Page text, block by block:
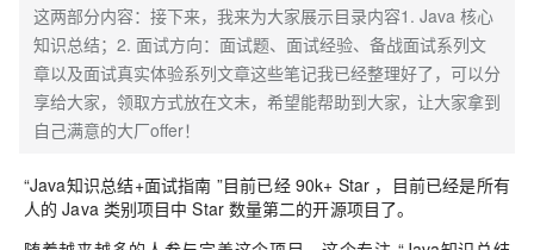
这两部分内容：接下来，我来为大家展示目录内容1. Java 核心
知识总结；2. 面试方向：面试题、面试经验、备战面试系列文
章以及面试真实体验系列文章这些笔记我已经整理好了，可以分
享给大家，领取方式放在文末，希望能帮助到大家，让大家拿到
自己满意的大厂offer！
“Java知识总结+面试指南 ”目前已经 90k+ Star ，目前已经是所有
人的 Java 类别项目中 Star 数量第二的开源项目了。